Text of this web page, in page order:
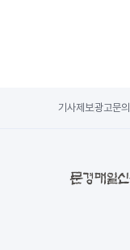
기사제보광고문의